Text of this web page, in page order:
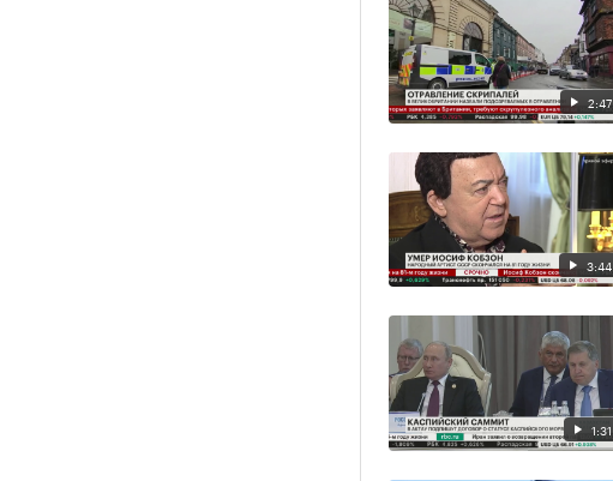
2:47
3:44
1:31